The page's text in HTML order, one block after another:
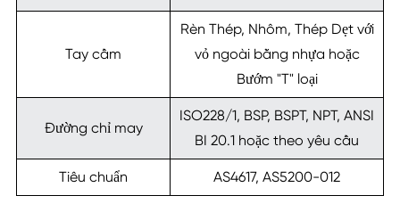
Tay cầm
Rèn Thép, Nhôm, Thép Dẹt với
vỏ ngoài bằng nhựa hoặc
Bướm "T" loại
Đường chỉ may
ISO228/1, BSP, BSPT, NPT, ANSI
BI 20.1 hoặc theo yêu cầu
Tiêu chuẩn AS4617, AS5200-012